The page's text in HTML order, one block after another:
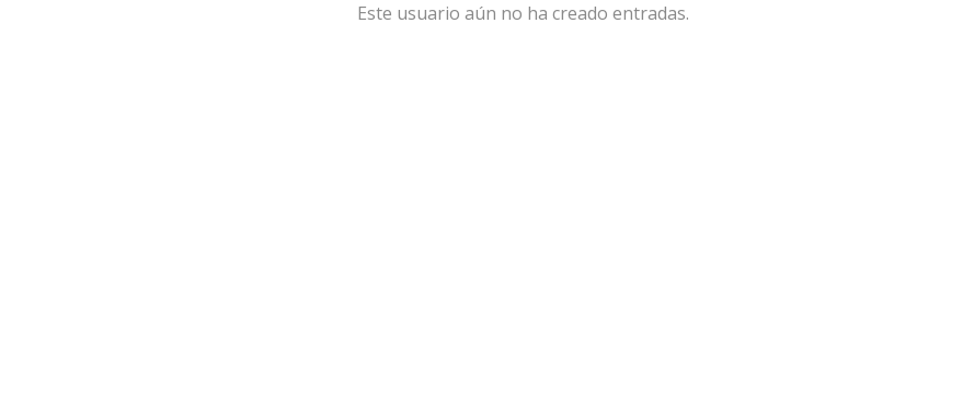
Este usuario aún no ha creado entradas.